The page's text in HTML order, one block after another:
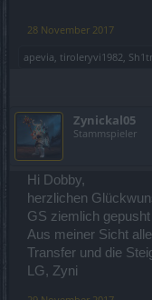
28 November 2017
apevia, tiroleryvi1982,
Zynickal05
Stammspieler
Hi Dobby,
herzlichen
GS ziemlich gepusht
Aus meiner Sicht
Transfer und die
LG, Zyni